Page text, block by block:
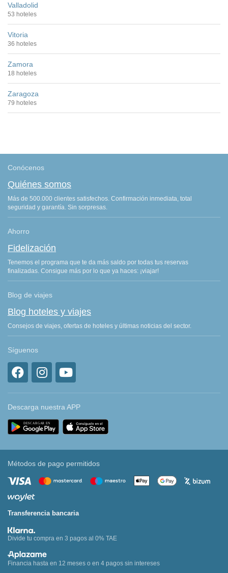
Valladolid
53 hoteles
Vitoria
36 hoteles
Zamora
18 hoteles
Zaragoza
79 hoteles
Conócenos
Quiénes somos
Más de 500.000 clientes satisfechos. Confirmación inmediata, total
seguridad y garantía. Sin sorpresas.
Ahorro
Fidelización
Tenemos el programa que te da más saldo por todas tus reservas
finalizadas. Consigue más por lo que ya haces: ¡viajar!
Blog de viajes
Blog hoteles y viajes
Consejos de viajes, ofertas de hoteles y últimas noticias del sector.
Síguenos
Descarga nuestra APP
Métodos de pago permitidos
Transferencia bancaria
Divide tu compra en 3 pagos al 0% TAE
Financia hasta en 12 meses o en 4 pagos sin intereses